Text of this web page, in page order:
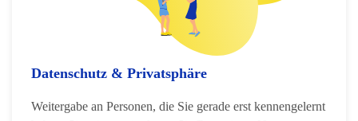
Datenschutz & Privatsphäre
Weitergabe an Personen, die Sie gerade erst kennengelernt